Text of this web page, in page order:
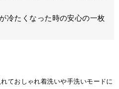
冷たくなった時の安心の一枚
ておしゃれ着洗いや手洗いモードに